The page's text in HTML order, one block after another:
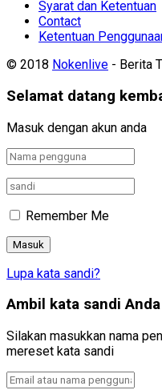
Syarat dan Ketentuan
Contact
Ketentuan
© 2018 Nokenlive - Berita
Selamat datang
Masuk dengan akun anda
Remember Me
Lupa kata sandi?
Ambil kata sandi Anda
Silakan masukkan nama
mereset kata sandi